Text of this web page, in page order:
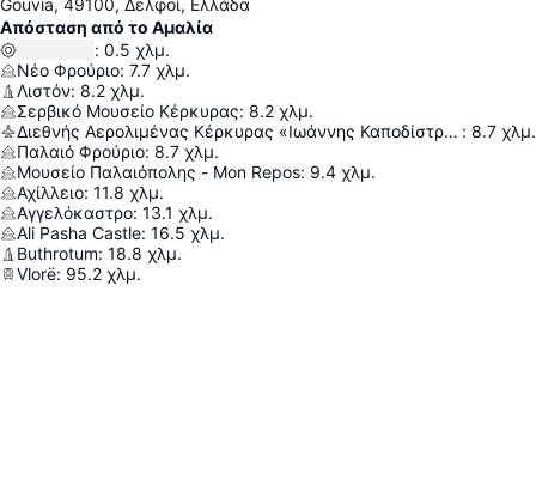
Gouvia, 49100, Δελφοί, Ελλάδα
Απόσταση από το Αμαλία
: 0.5 χλμ.
Νέο Φρούριο: 7.7 χλμ.
Λιστόν: 8.2 χλμ.
Σερβικό Μουσείο Κέρκυρας: 8.2 χλμ.
Διεθνής Αερολιμένας Κέρκυρας «Ιωάννης Καποδίστριας» : 8.7 χλμ.
Παλαιό Φρούριο: 8.7 χλμ.
Μουσείο Παλαιόπολης - Mon Repos: 9.4 χλμ.
Αχίλλειο: 11.8 χλμ.
Αγγελόκαστρο: 13.1 χλμ.
Ali Pasha Castle: 16.5 χλμ.
Buthrotum: 18.8 χλμ.
Vlorë: 95.2 χλμ.